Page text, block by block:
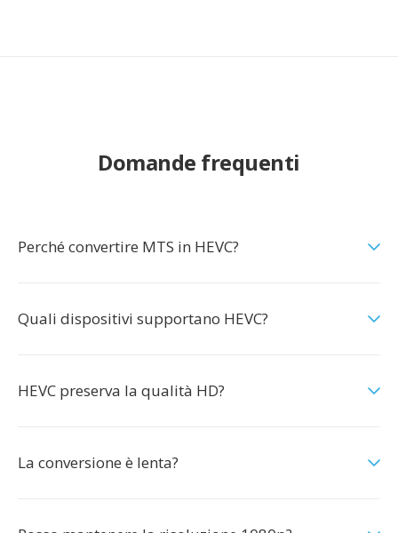
Domande frequenti
Perché convertire MTS in HEVC?
Quali dispositivi supportano HEVC?
HEVC preserva la qualità HD?
La conversione è lenta?